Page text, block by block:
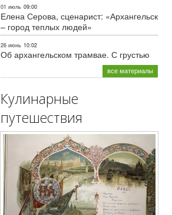
01 июль 09:00
Елена Серова, сценарист: «Архангельск
– город теплых людей»
26 июнь 10:02
Об архангельском трамвае. С грустью
все материалы
Кулинарные
путешествия